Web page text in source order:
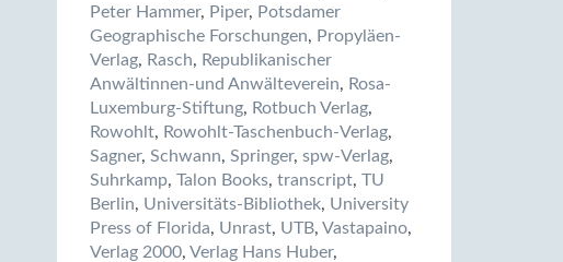
Peter Hammer, Piper, Potsdamer
Geographische Forschungen, Propyläen-
Verlag, Rasch, Republikanischer
Anwältinnen-und Anwälteverein, Rosa-
Luxemburg-Stiftung, Rotbuch Verlag,
Rowohlt, Rowohlt-Taschenbuch-Verlag,
Sagner, Schwann, Springer, spw-Verlag,
Suhrkamp, Talon Books, transcript, TU
Berlin, Universitäts-Bibliothek, University
Press of Florida, Unrast, UTB, Vastapaino,
Verlag 2000, Verlag Hans Huber,